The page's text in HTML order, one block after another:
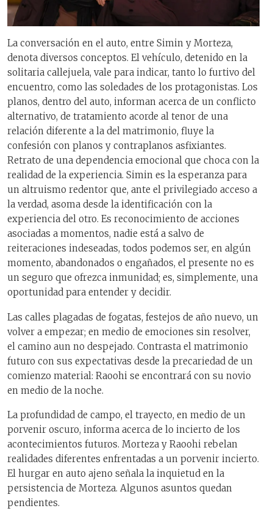
La conversación en el auto, entre Simin y Morteza,
denota diversos conceptos. El vehículo, detenido en la
solitaria callejuela, vale para indicar, tanto lo furtivo del
encuentro, como las soledades de los protagonistas. Los
planos, dentro del auto, informan acerca de un conflicto
alternativo, de tratamiento acorde al tenor de una
relación diferente a la del matrimonio, fluye la
confesión con planos y contraplanos asfixiantes.
Retrato de una dependencia emocional que choca con la
realidad de la experiencia. Simin es la esperanza para
un altruismo redentor que, ante el privilegiado acceso a
la verdad, asoma desde la identificación con la
experiencia del otro. Es reconocimiento de acciones
asociadas a momentos, nadie está a salvo de
reiteraciones indeseadas, todos podemos ser, en algún
momento, abandonados o engañados, el presente no es
un seguro que ofrezca inmunidad; es, simplemente, una
oportunidad para entender y decidir.
Las calles plagadas de fogatas, festejos de año nuevo, un
volver a empezar; en medio de emociones sin resolver,
el camino aun no despejado. Contrasta el matrimonio
futuro con sus expectativas desde la precariedad de un
comienzo material: Raoohi se encontrará con su novio
en medio de la noche.
La profundidad de campo, el trayecto, en medio de un
porvenir oscuro, informa acerca de lo incierto de los
acontecimientos futuros. Morteza y Raoohi rebelan
realidades diferentes enfrentadas a un porvenir incierto.
El hurgar en auto ajeno señala la inquietud en la
persistencia de Morteza. Algunos asuntos quedan
pendientes.